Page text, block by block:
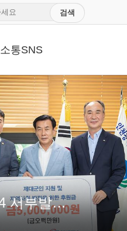
소통SNS
20260804 서부발전 재향군인회 기부금 전달식